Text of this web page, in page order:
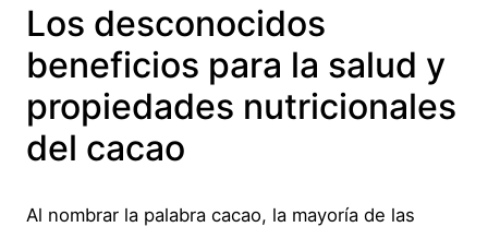
Los desconocidos
beneficios para la salud y
propiedades nutricionales
del cacao
Al nombrar la palabra cacao, la mayoría de las